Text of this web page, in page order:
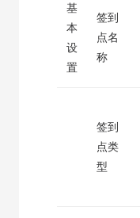
基
本
设
置
签到
点名
称
签到
点类
型